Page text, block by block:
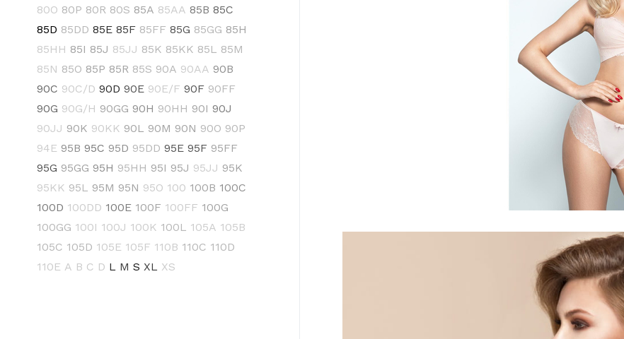
80O 80P 80R 80S 85A 85AA 85B 85C
85D 85DD 85E 85F 85FF 85G 85GG 85H
85HH 85I 85J 85JJ 85K 85KK 85L 85M
85N 85O 85P 85R 85S 90A 90AA 90B
90C 90C/D 90D 90E 90E/F 90F 90FF
90G 90G/H 90GG 90H 90HH 90I 90J
90JJ 90K 90KK 90L 90M 90N 90O 90P
94E 95B 95C 95D 95DD 95E 95F 95FF
95G 95GG 95H 95HH 95I 95J 95JJ 95K
95KK 95L 95M 95N 95O 100 100B 100C
100D 100DD 100E 100F 100FF 100G
100GG 100I 100J 100K 100L 105A 105B
105C 105D 105E 105F 110B 110C 110D
110E A B C D L M S XL XS